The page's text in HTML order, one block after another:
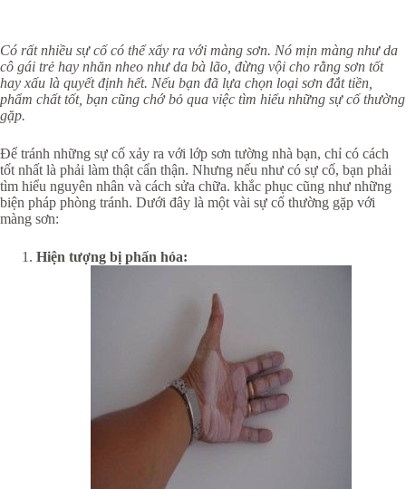
Có rất nhiều sự cố có thể xẩy ra với màng sơn. Nó mịn màng như da
cô gái trẻ hay nhăn nheo như da bà lão, đừng vội cho rằng sơn tốt
hay xấu là quyết định hết. Nếu bạn đã lựa chọn loại sơn đắt tiền,
phẩm chất tốt, bạn cũng chớ bỏ qua việc tìm hiểu những sự cố thường
gặp.
Để tránh những sự cố xảy ra với lớp sơn tường nhà bạn, chỉ có cách
tốt nhất là phải làm thật cẩn thận. Nhưng nếu như có sự cố, bạn phải
tìm hiểu nguyên nhân và cách sửa chữa. khắc phục cũng như những
biện pháp phòng tránh. Dưới đây là một vài sự cố thường gặp với
màng sơn:
Hiện tượng bị phấn hóa: